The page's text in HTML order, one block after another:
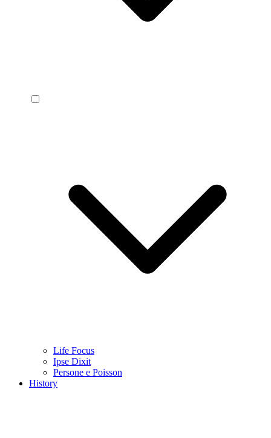
Life Focus
Ipse Dixit
Persone e Poisson
History